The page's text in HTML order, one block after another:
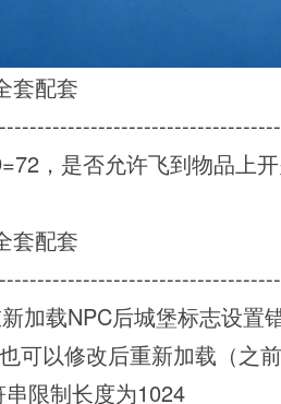
套配套
，是否允许飞到物品上
套配套
加载NPC后城堡标志设置
可以修改后重新加载（之
限制长度为1024